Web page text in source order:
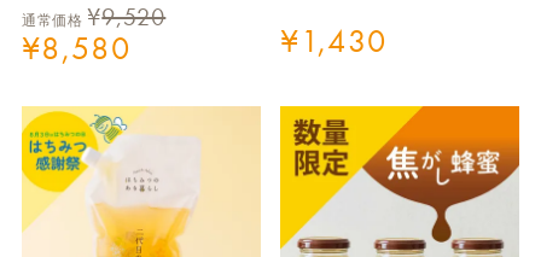
通常価格 ¥9,520
¥8,580 ¥1,430